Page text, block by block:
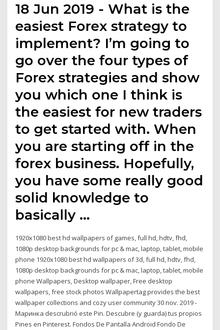
18 Jun 2019 - What is the
easiest Forex strategy to
implement? I’m going to
go over the four types of
Forex strategies and show
you which one I think is
the easiest for new traders
to get started with. When
you are starting off in the
forex business. Hopefully,
you have some really good
solid knowledge to
basically …
1920x1080 best hd wallpapers of games, full hd, hdtv, fhd,
1080p desktop backgrounds for pc & mac, laptop, tablet, mobile
phone 1920x1080 best hd wallpapers of 3d, full hd, hdtv, fhd,
1080p desktop backgrounds for pc & mac, laptop, tablet, mobile
phone Wallpapers, Desktop wallpaper, Free desktop
wallpapers, free stock photos Wallpapertag provides the best
wallpaper collections and cozy user community 30 nov. 2019 -
Маринка descrubrió este Pin. Descubre (y guarda) tus propios
Pines en Pinterest. Fondos De Pantalla Android Fondo De